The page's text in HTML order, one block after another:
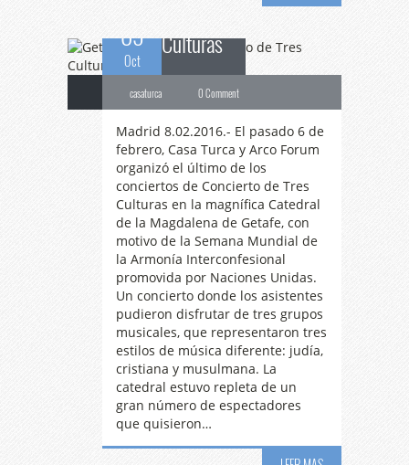
09
Oct
Culturas
casaturca 0 Comment
Madrid 8.02.2016.- El pasado 6 de
febrero, Casa Turca y Arco Forum
organizó el último de los
conciertos de Concierto de Tres
Culturas en la magnífica Catedral
de la Magdalena de Getafe, con
motivo de la Semana Mundial de
la Armonía Interconfesional
promovida por Naciones Unidas.
Un concierto donde los asistentes
pudieron disfrutar de tres grupos
musicales, que representaron tres
estilos de música diferente: judía,
cristiana y musulmana. La
catedral estuvo repleta de un
gran número de espectadores
que quisieron…